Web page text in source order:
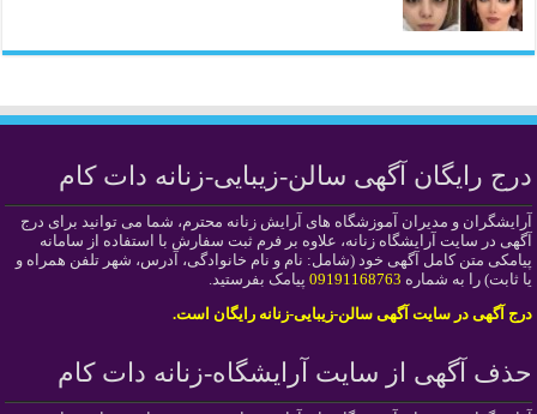
درج رایگان آگهی سالن-زیبایی-زنانه دات کام
آرایشگران و مدیران آموزشگاه های آرایش زنانه محترم، شما می توانید برای درج
آگهی در سایت آرایشگاه زنانه، علاوه بر فرم ثبت سفارش با استفاده از سامانه
پیامکی متن کامل آگهی خود (شامل: نام و نام خانوادگی، آدرس، شهر تلفن همراه و
یا ثابت) را به شماره 09191168763 پیامک بفرستید.
درج آگهی در سایت آگهی سالن-زیبایی-زنانه رایگان است.
حذف آگهی از سایت آرایشگاه-زنانه دات کام